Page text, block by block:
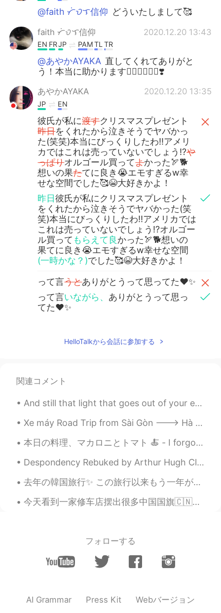
@faith ᜆᜒᜏᜎ信仰 どういたしまして🥰
faith ᜆᜒᜏᜎ信仰 2020.12.20 13:43
EN FRJP PAM TL TR
@あやかAYAKA 直してくれてありがと
う！本当に助かります🙇🏻‍♀️🙇🏻‍♀️❣️
あやかAYAKA 2020.12.20 13:35
JP EN
彼氏が私に渡すクリスマスプレゼント
昨日をくれたから泣きそうでヤバかっ
た(笑笑)本当にびっくりしたわ‼︎アメリ
カではこれは売っていないでしょう⁉︎や
っぱりオルゴール買ってよかった🏹🐕
想いの果たてに良き😭エモすぎるw幸
せな空間でした🥰😭大好きかよ！
昨日彼氏が私にクリスマスプレゼント
をくれたから泣きそうでヤバかった(笑
笑)本当にびっくりしたわ‼︎アメリカでは
これは売っていないでしょう⁉︎オルゴー
ル買って もらえて良かった🏹🐕想いの
果てに良き😭エモすぎるw幸せな空間
(一時かな？)でした🥰😭大好きかよ！
って言うとありがとうって思ってた❤️✨
って言いながら、 ありがとうって思っ
てた❤️✨
HelloTalkから会話に参加する
関連コメント
And still that light that goes out of your eyes makes my heart light up every time I look at you ...
Xe máy Road Trip from Sài Gòn ---> Hà Nội Amazing Cities, Amazing food and Friendly people of Vi...
本日の料理、マカロニとトマト 🍝 - I forgot to include onions and realized it after I had done cooking 🙃. But st...
Despondency Rebuked by Arthur Hugh Clough. Part 2 of 2. For while the tired waves, vainly break...
去年の韓国旅行✨ この旅行以来もう一年が経った 時間はめっちゃ早い！ これを見て、また韓国に行きたくなってくるなぁ 韓国が好きな人、韓国に行ったことがある人はいる?😁 Ngl, I ate ...
今天看到一家修车店摆出很多中国国旗🇨🇳（我就不肯定但我猜是中国人开的🙃）然后前一两周就是墨西哥的国庆所以也会看到很多墨西哥国旗但神奇的是当到美国的国庆的时候...我一面国旗都看不到🤔 Anyw...
フォローする
AI Grammar Press Kit Webバージョン